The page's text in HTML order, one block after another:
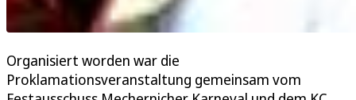
Organisiert worden war die
Proklamationsveranstaltung gemeinsam vom